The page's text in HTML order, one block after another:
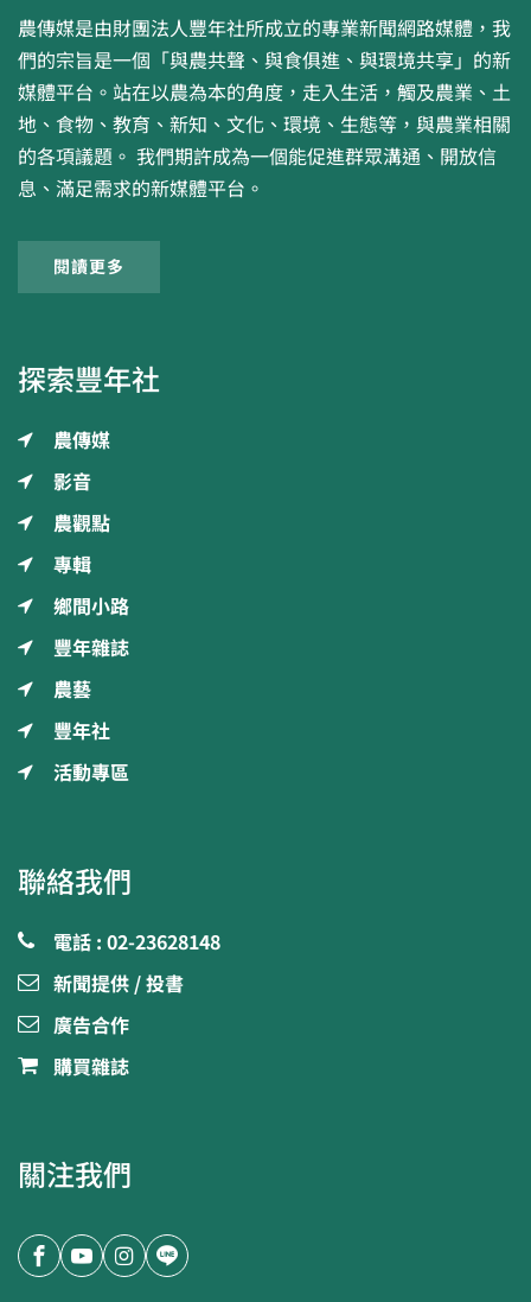
農傳媒是由財團法人豐年社所成立的專業新聞網路媒體，我
們的宗旨是一個「與農共聲、與食俱進、與環境共享」的新
媒體平台。站在以農為本的角度，走入生活，觸及農業、土
地、食物、教育、新知、文化、環境、生態等，與農業相關
的各項議題。 我們期許成為一個能促進群眾溝通、開放信
息、滿足需求的新媒體平台。
閱讀更多
探索豐年社
農傳媒
影音
農觀點
專輯
鄉間小路
豐年雜誌
農藝
豐年社
活動專區
聯絡我們
電話 : 02-23628148
新聞提供 / 投書
廣告合作
購買雜誌
關注我們